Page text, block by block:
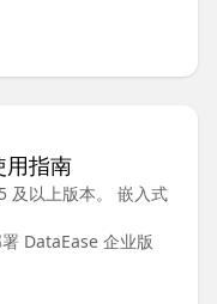
用指南
及以上版本。 嵌入式
DataEase 企业版